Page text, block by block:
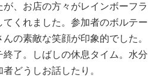
、お店の方々がレインボーフラ
てくれました。参加者のボルテー
の素敵な笑顔が印象的でした。
了。しばしの休息タイム。水分
どうしお話したり。